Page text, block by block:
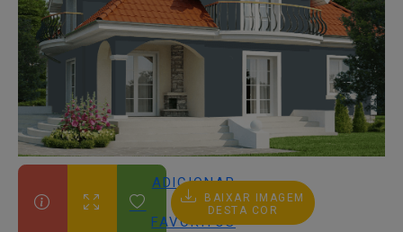
ADICIONAR
AOS
FAVORITOS
BAIXAR IMAGEM
DESTA COR